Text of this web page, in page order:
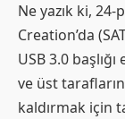
Ne yazık ki,
Creation’da
USB 3.0
ve üst
kaldırmak için